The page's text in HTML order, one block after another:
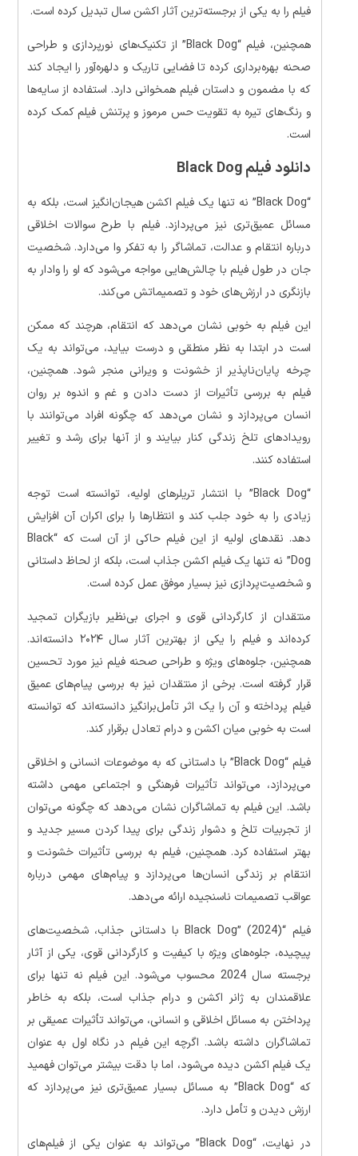
فیلم را به یکی از برجسته‌ترین آثار اکشن سال تبدیل کرده است.
همچنین، فیلم “Black Dog” از تکنیک‌های نورپردازی و طراحی
صحنه بهره‌برداری کرده تا فضایی تاریک و دلهره‌آور را ایجاد کند
که با مضمون و داستان فیلم همخوانی دارد. استفاده از سایه‌ها
و رنگ‌های تیره به تقویت حس مرموز و پرتنش فیلم کمک کرده
است.
دانلود فیلم Black Dog
“Black Dog” نه تنها یک فیلم اکشن هیجان‌انگیز است، بلکه به
مسائل عمیق‌تری نیز می‌پردازد. فیلم با طرح سوالات اخلاقی
درباره انتقام و عدالت، تماشاگر را به تفکر وا می‌دارد. شخصیت
جان در طول فیلم با چالش‌هایی مواجه می‌شود که او را وادار به
بازنگری در ارزش‌های خود و تصمیماتش می‌کند.
این فیلم به خوبی نشان می‌دهد که انتقام، هرچند که ممکن
است در ابتدا به نظر منطقی و درست بیاید، می‌تواند به یک
چرخه پایان‌ناپذیر از خشونت و ویرانی منجر شود. همچنین،
فیلم به بررسی تأثیرات از دست دادن و غم و اندوه بر روان
انسان می‌پردازد و نشان می‌دهد که چگونه افراد می‌توانند با
رویدادهای تلخ زندگی کنار بیایند و از آنها برای رشد و تغییر
استفاده کنند.
“Black Dog” با انتشار تریلرهای اولیه، توانسته است توجه
زیادی را به خود جلب کند و انتظارها را برای اکران آن افزایش
دهد. نقدهای اولیه از این فیلم حاکی از آن است که “Black
Dog” نه تنها یک فیلم اکشن جذاب است، بلکه از لحاظ داستانی
و شخصیت‌پردازی نیز بسیار موفق عمل کرده است.
منتقدان از کارگردانی قوی و اجرای بی‌نظیر بازیگران تمجید
کرده‌اند و فیلم را یکی از بهترین آثار سال ۲۰۲۴ دانسته‌اند.
همچنین، جلوه‌های ویژه و طراحی صحنه فیلم نیز مورد تحسین
قرار گرفته است. برخی از منتقدان نیز به بررسی پیام‌های عمیق
فیلم پرداخته و آن را یک اثر تأمل‌برانگیز دانسته‌اند که توانسته
است به خوبی میان اکشن و درام تعادل برقرار کند.
فیلم “Black Dog” با داستانی که به موضوعات انسانی و اخلاقی
می‌پردازد، می‌تواند تأثیرات فرهنگی و اجتماعی مهمی داشته
باشد. این فیلم به تماشاگران نشان می‌دهد که چگونه می‌توان
از تجربیات تلخ و دشوار زندگی برای پیدا کردن مسیر جدید و
بهتر استفاده کرد. همچنین، فیلم به بررسی تأثیرات خشونت و
انتقام بر زندگی انسان‌ها می‌پردازد و پیام‌های مهمی درباره
عواقب تصمیمات ناسنجیده ارائه می‌دهد.
فیلم “Black Dog” (2024) با داستانی جذاب، شخصیت‌های
پیچیده، جلوه‌های ویژه با کیفیت و کارگردانی قوی، یکی از آثار
برجسته سال 2024 محسوب می‌شود. این فیلم نه تنها برای
علاقمندان به ژانر اکشن و درام جذاب است، بلکه به خاطر
پرداختن به مسائل اخلاقی و انسانی، می‌تواند تأثیرات عمیقی بر
تماشاگران داشته باشد. اگرچه این فیلم در نگاه اول به عنوان
یک فیلم اکشن دیده می‌شود، اما با دقت بیشتر می‌توان فهمید
که “Black Dog” به مسائل بسیار عمیق‌تری نیز می‌پردازد که
ارزش دیدن و تأمل دارد.
در نهایت، “Black Dog” می‌تواند به عنوان یکی از فیلم‌های